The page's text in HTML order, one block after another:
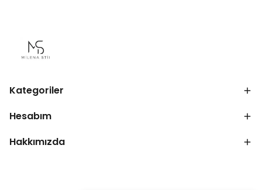
Kategoriler
Hesabım
Hakkımızda